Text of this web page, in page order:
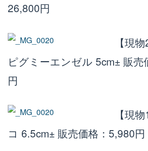
26,800円
【現
ピグミーエンゼル 5cm± 販売
円
【現
コ 6.5cm± 販売価格：5,980円